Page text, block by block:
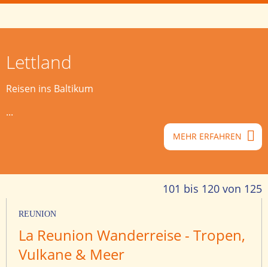
Lettland
Reisen ins Baltikum
...
MEHR ERFAHREN
101 bis 120 von 125
RÉUNION
La Reunion Wanderreise - Tropen,
Vulkane & Meer